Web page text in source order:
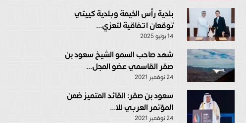
بلدية رأس الخيمة وبلدية كييتي
توقعان اتفاقية لتعزي...
14 يوليو 2025
شهد صاحب السمو الشيخ سعود بن
صقر القاسمي عضو المجل...
24 نوفمبر 2021
سعود بن صقر: القائد المتميز ضمن
المؤتمر العربي للا...
24 نوفمبر 2021